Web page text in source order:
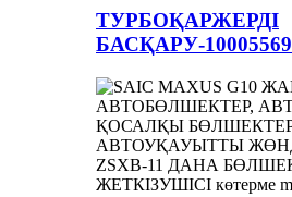
ТУРБОҚАРЖЕРДІ
БАСҚАРУ-10005569